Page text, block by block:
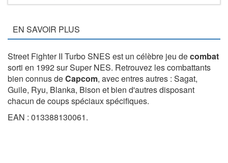
EN SAVOIR PLUS
Street Fighter II Turbo SNES est un célèbre jeu decombat
sorti en 1992 sur Super NES. Retrouvez les combattants
bien connus deCapcom, avec entres autres : Sagat,
Guile, Ryu, Blanka, Bison et bien d'autres disposant
chacun de coups spéciaux spécifiques.
EAN : 013388130061.